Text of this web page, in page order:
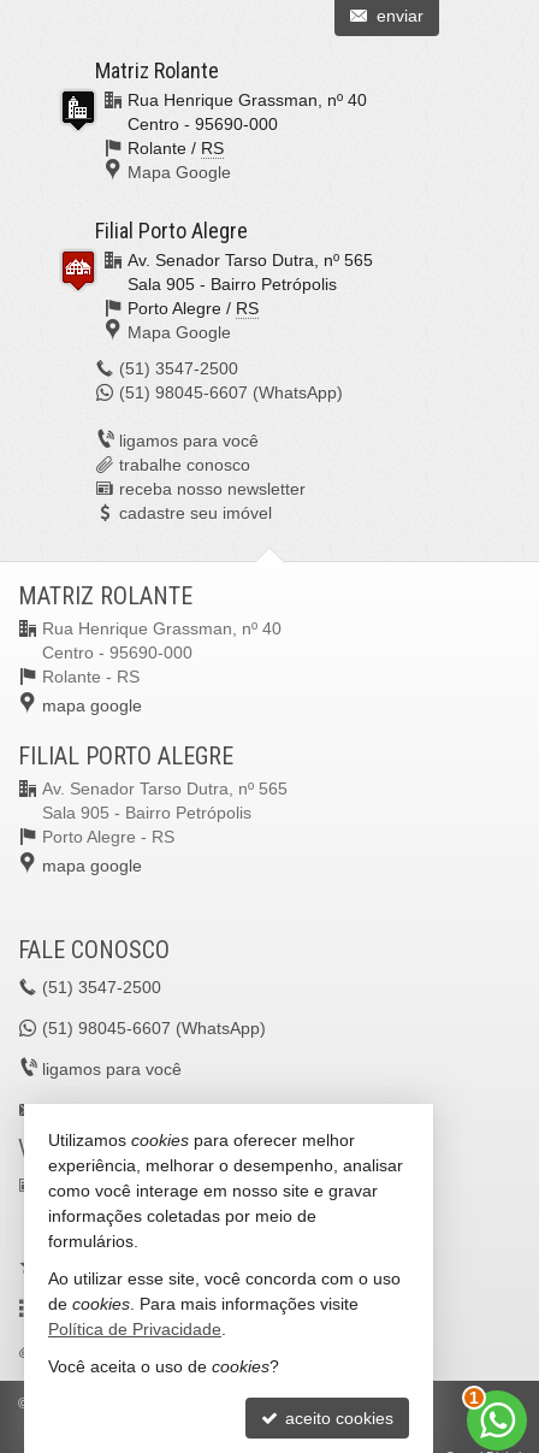
enviar
Matriz Rolante
Rua Henrique Grassman, nº 40
Centro - 95690-000
Rolante / RS
Mapa Google
Filial Porto Alegre
Av. Senador Tarso Dutra, nº 565
Sala 905 - Bairro Petrópolis
Porto Alegre / RS
Mapa Google
(51) 3547-2500
(51) 98045-6607 (WhatsApp)
ligamos para você
trabalhe conosco
receba nosso newsletter
cadastre seu imóvel
MATRIZ ROLANTE
Rua Henrique Grassman, nº 40
Centro - 95690-000
Rolante - RS
mapa google
FILIAL PORTO ALEGRE
Av. Senador Tarso Dutra, nº 565
Sala 905 - Bairro Petrópolis
Porto Alegre - RS
mapa google
FALE CONOSCO
(51) 3547-2500
(51) 98045-6607 (WhatsApp)
ligamos para você
lavilleimoveisltda@gmail.com
VEJA MAIS
receba nosso newsletter
cadastre seu imóvel
mapa de imóveis
© Política de Privacidade 1
Utilizamos cookies para oferecer melhor
experiência, melhorar o desempenho, analisar
como você interage em nosso site e gravar
informações coletadas por meio de
formulários.
Ao utilizar esse site, você concorda com o uso
de cookies . Para mais informações visite
Política de Privacidade
Você aceita o uso de cookies?
aceito cookies